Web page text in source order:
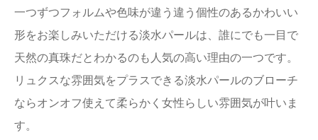
一つずつフォルムや色味が違う違う個性のあるかわいい
形をお楽しみいただける淡水パールは、誰にでも一目で
天然の真珠だとわかるのも人気の高い理由の一つです。
リュクスな雰囲気をプラスできる淡水パールのブローチ
ならオンオフ使えて柔らかく女性らしい雰囲気が叶いま
す。